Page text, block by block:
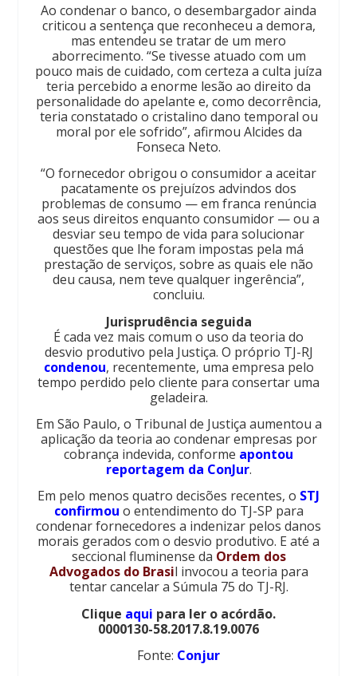
Ao condenar o banco, o desembargador ainda
criticou a sentença que reconheceu a demora,
mas entendeu se tratar de um mero
aborrecimento. “Se tivesse atuado com um
pouco mais de cuidado, com certeza a culta juíza
teria percebido a enorme lesão ao direito da
personalidade do apelante e, como decorrência,
teria constatado o cristalino dano temporal ou
moral por ele sofrido”, afirmou Alcides da
Fonseca Neto.
“O fornecedor obrigou o consumidor a aceitar
pacatamente os prejuízos advindos dos
problemas de consumo — em franca renúncia
aos seus direitos enquanto consumidor — ou a
desviar seu tempo de vida para solucionar
questões que lhe foram impostas pela má
prestação de serviços, sobre as quais ele não
deu causa, nem teve qualquer ingerência”,
concluiu.
Jurisprudência seguida
É cada vez mais comum o uso da teoria do
desvio produtivo pela Justiça. O próprio TJ-RJ
condenou, recentemente, uma empresa pelo
tempo perdido pelo cliente para consertar uma
geladeira.
Em São Paulo, o Tribunal de Justiça aumentou a
aplicação da teoria ao condenar empresas por
cobrança indevida, conforme apontou
reportagem da ConJur.
Em pelo menos quatro decisões recentes, o STJ
confirmou o entendimento do TJ-SP para
condenar fornecedores a indenizar pelos danos
morais gerados com o desvio produtivo. E até a
seccional fluminense da Ordem dos
Advogados do Brasil invocou a teoria para
tentar cancelar a Súmula 75 do TJ-RJ.
Clique aqui para ler o acórdão.
0000130-58.2017.8.19.0076
Fonte: Conjur